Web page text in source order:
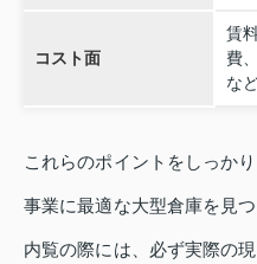
コスト面
賃
費
な
これらのポイントをしっか
事業に最適な大型倉庫を見
内覧の際には、必ず実際の